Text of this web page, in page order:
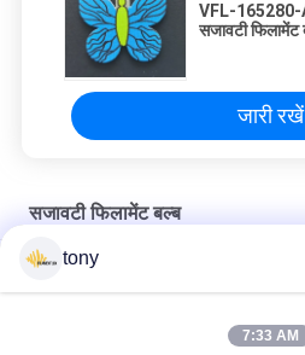
VFL-165280-
सजावटी
जारी रखें
सजावटी फिलामेंट बल्ब
AC120V LED 4w 2200k G125 डेकोरेटिव
tony
7:33 AM